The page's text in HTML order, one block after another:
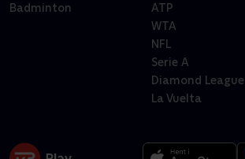
Badminton
ATP
WTA
NFL
Serie A
Diamond League
La Vuelta